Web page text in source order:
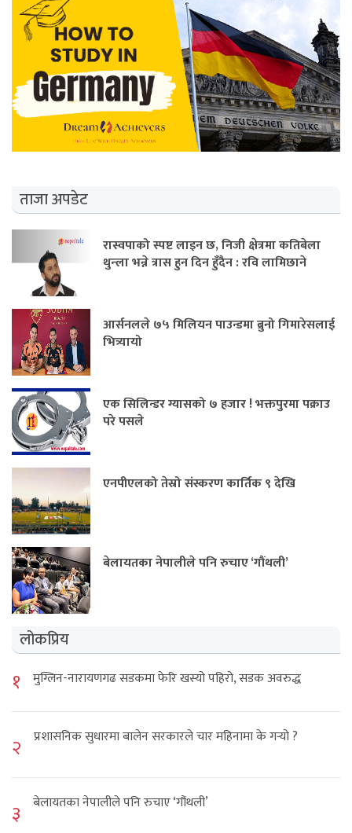
ताजा अपडेट
रास्वपाको स्पष्ट लाइन छ, निजी क्षेत्रमा कतिबेला
थुन्ला भन्ने त्रास हुन दिन हुँदैन : रवि लामिछाने
आर्सनलले ७५ मिलियन पाउन्डमा ब्रुनो गिमारेसलाई
भित्र्यायो
एक सिलिन्डर ग्यासको ७ हजार ! भक्तपुरमा पक्राउ
परे पसले
एनपीएलको तेस्रो संस्करण कार्तिक ९ देखि
बेलायतका नेपालीले पनि रुचाए ‘गौंथली’
लोकप्रिय
१ मुग्लिन-नारायणगढ सडकमा फेरि खस्यो पहिरो, सडक अवरुद्ध
२ प्रशासनिक सुधारमा बालेन सरकारले चार महिनामा के गर्‍यो ?
३ बेलायतका नेपालीले पनि रुचाए ‘गौंथली’